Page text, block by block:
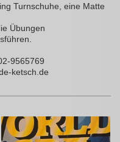
Turnschuhe, eine Matte
Übungen
9565769
ketsch.de